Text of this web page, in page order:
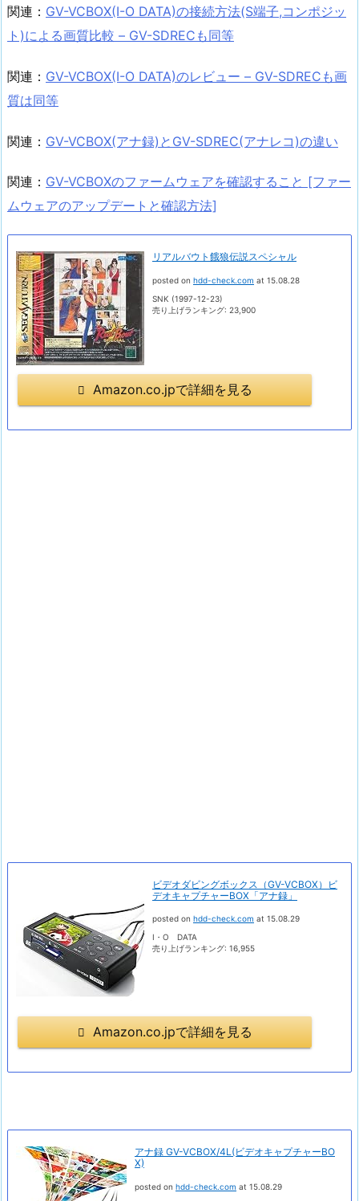
関連： GV-VCBOX(I-O DATA)の接続方法(S端子,コンポジッ
ト)による画質比較 – GV-SDRECも同等
関連： GV-VCBOX(I-O DATA)のレビュー – GV-SDRECも画
質は同等
関連： GV-VCBOX(アナ録)とGV-SDREC(アナレコ)の違い
関連： GV-VCBOXのファームウェアを確認すること [ファー
ムウェアのアップデートと確認方法]
リアルバウト餓狼伝説スペシャル
posted on hdd-check.com at 15.08.28
SNK (1997-12-23)
売り上げランキング: 23,900
Amazon.co.jpで詳細を見る
ビデオダビングボックス（GV-VCBOX）ビ
デオキャプチャーBOX「アナ録」
posted on hdd-check.com at 15.08.29
I・O DATA
売り上げランキング: 16,955
Amazon.co.jpで詳細を見る
アナ録 GV-VCBOX/4L(ビデオキャプチャーBO
X)
posted on hdd-check.com at 15.08.29